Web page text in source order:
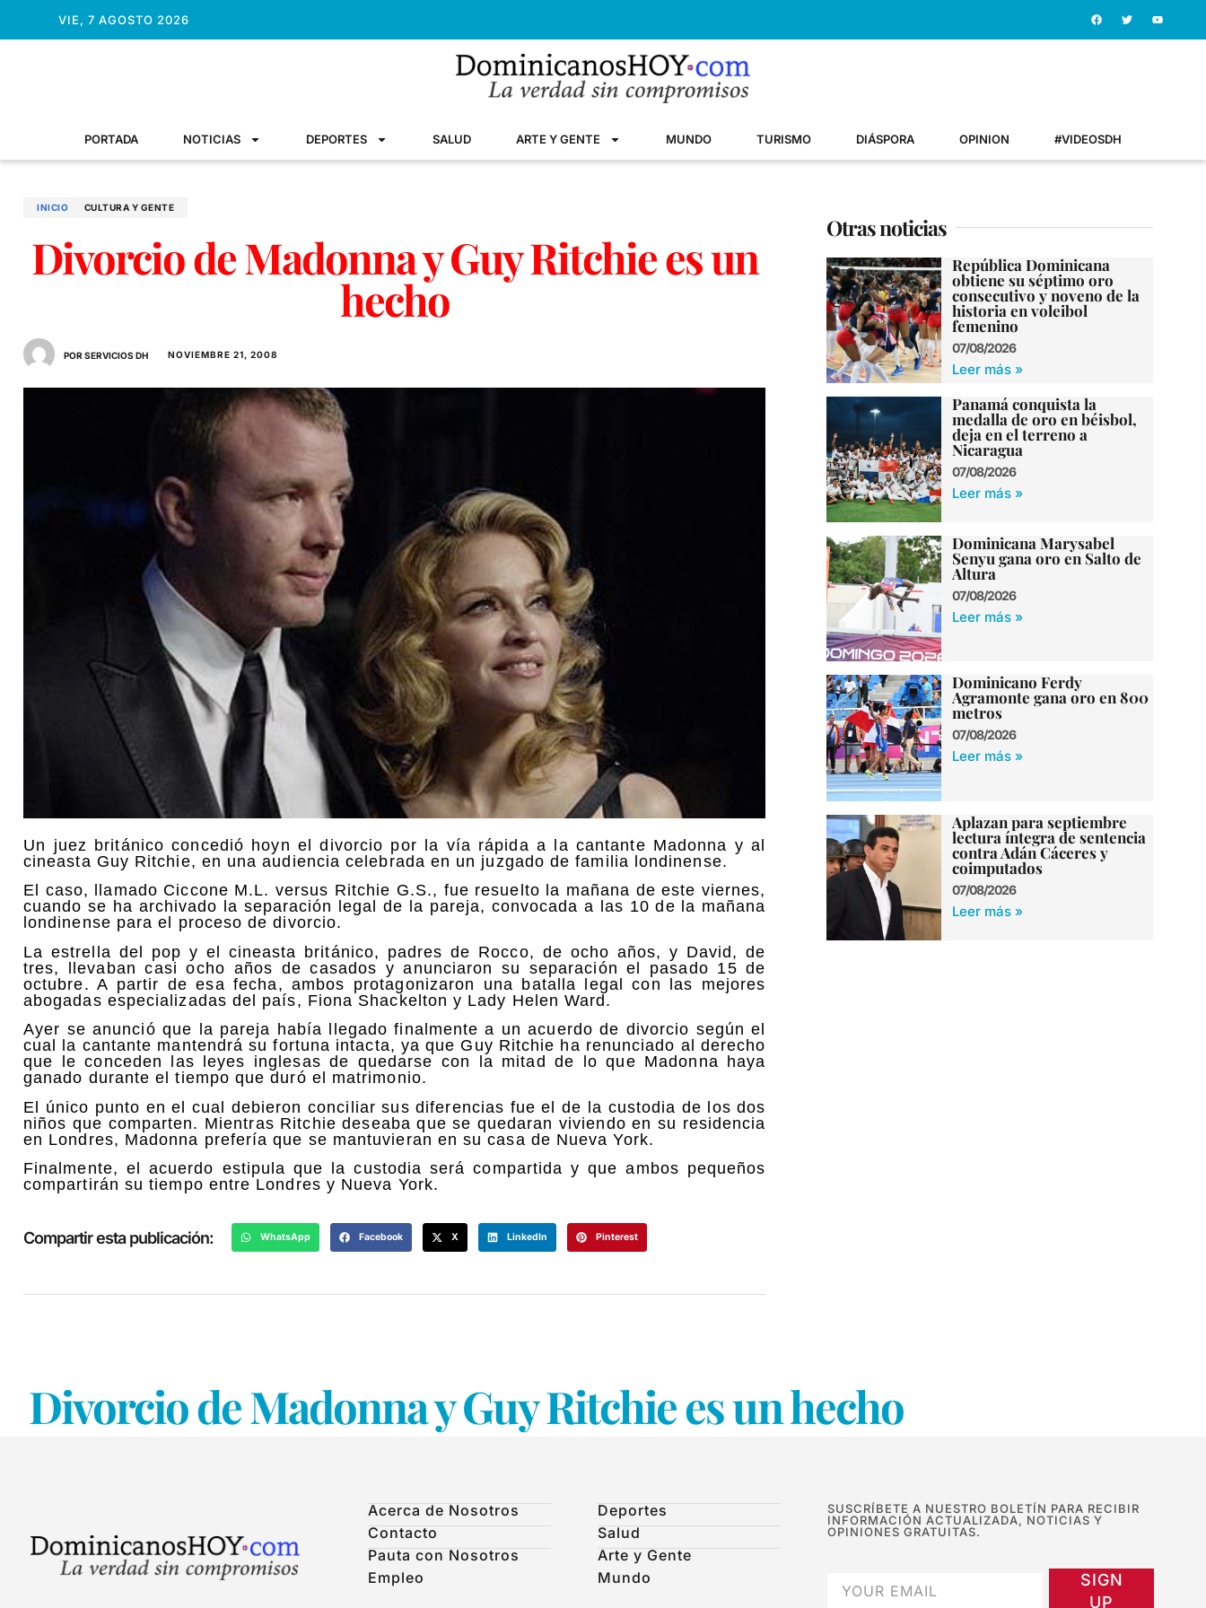
VIE, 7 AGOSTO 2026
PORTADA NOTICIAS DEPORTES SALUD ARTE Y GENTE MUNDO TURISMO DIÁSPORA OPINION #VIDEOSDH
INICIO CULTURA Y GENTE
Divorcio de Madonna y Guy Ritchie es un
hecho
POR SERVICIOS DH NOVIEMBRE 21, 2008
Un juez británico concedió hoyn el divorcio por la vía rápida a la cantante Madonna y al
cineasta Guy Ritchie, en una audiencia celebrada en un juzgado de familia londinense.
El caso, llamado Ciccone M.L. versus Ritchie G.S., fue resuelto la mañana de este viernes,
cuando se ha archivado la separación legal de la pareja, convocada a las 10 de la mañana
londinense para el proceso de divorcio.
La estrella del pop y el cineasta británico, padres de Rocco, de ocho años, y David, de
tres, llevaban casi ocho años de casados y anunciaron su separación el pasado 15 de
octubre. A partir de esa fecha, ambos protagonizaron una batalla legal con las mejores
abogadas especializadas del país, Fiona Shackelton y Lady Helen Ward.
Ayer se anunció que la pareja había llegado finalmente a un acuerdo de divorcio según el
cual la cantante mantendrá su fortuna intacta, ya que Guy Ritchie ha renunciado al derecho
que le conceden las leyes inglesas de quedarse con la mitad de lo que Madonna haya
ganado durante el tiempo que duró el matrimonio.
El único punto en el cual debieron conciliar sus diferencias fue el de la custodia de los dos
niños que comparten. Mientras Ritchie deseaba que se quedaran viviendo en su residencia
en Londres, Madonna prefería que se mantuvieran en su casa de Nueva York.
Finalmente, el acuerdo estipula que la custodia será compartida y que ambos pequeños
compartirán su tiempo entre Londres y Nueva York.
Compartir esta publicación: WhatsApp Facebook X LinkedIn Pinterest
Otras noticias
República Dominicana
obtiene su séptimo oro
consecutivo y noveno de la
historia en voleibol
femenino
07/08/2026
Leer más »
Panamá conquista la
medalla de oro en béisbol,
deja en el terreno a
Nicaragua
07/08/2026
Leer más »
Dominicana Marysabel
Senyu gana oro en Salto de
Altura
07/08/2026
Leer más »
Dominicano Ferdy
Agramonte gana oro en 800
metros
07/08/2026
Leer más »
Aplazan para septiembre
lectura íntegra de sentencia
contra Adán Cáceres y
coimputados
07/08/2026
Leer más »
Divorcio de Madonna y Guy Ritchie es un hecho
Acerca de Nosotros
Contacto
Pauta con Nosotros
Empleo
Deportes
Salud
Arte y Gente
Mundo
SUSCRÍBETE A NUESTRO BOLETÍN PARA RECIBIR
INFORMACIÓN ACTUALIZADA, NOTICIAS Y
OPINIONES GRATUITAS.
SIGN
UP